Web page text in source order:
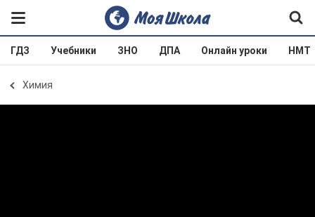
ГДЗ Учебники ЗНО ДПА Онлайн уроки НМТ
Химия